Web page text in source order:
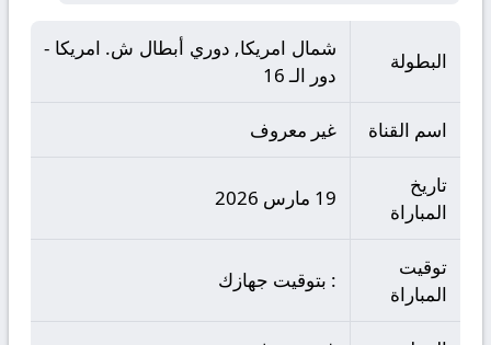
البطولة
شمال امريكا, دوري أبطال ش. امريكا -
دور الـ 16
اسم القناة غير معروف
تاريخ
المباراة
19 مارس 2026
توقيت
المباراة
: بتوقيت جهازك